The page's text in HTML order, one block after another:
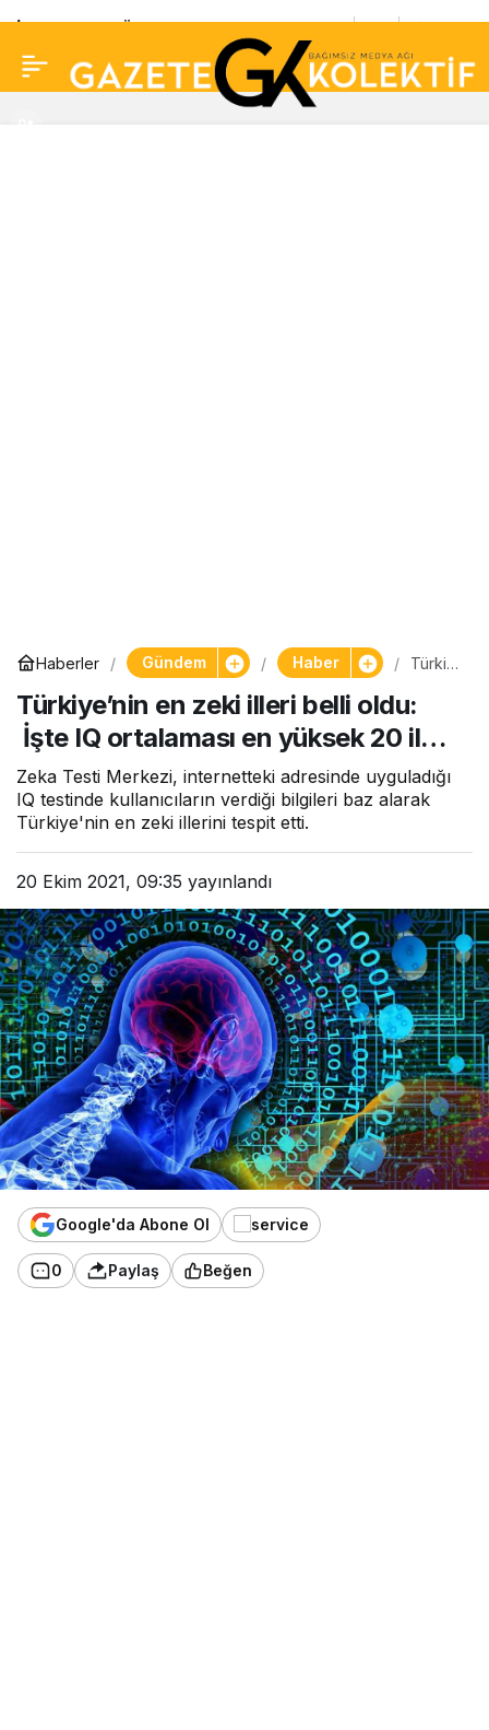
Haberler Gündem Haber
Türkiy
en
zeki
illeri
oldu:
İşte IQ
ortala
en
il…
Türkiye’nin en zeki illeri belli oldu:
İşte IQ ortalaması en yüksek 20 il…
Zeka Testi Merkezi, internetteki adresinde uyguladığı
IQ testinde kullanıcıların verdiği bilgileri baz alarak
Türkiye'nin en zeki illerini tespit etti.
20 Ekim 2021, 09:35 yayınlandı
Google'da Abone Ol
0 Paylaş Beğen
emniyet mahrem kadın